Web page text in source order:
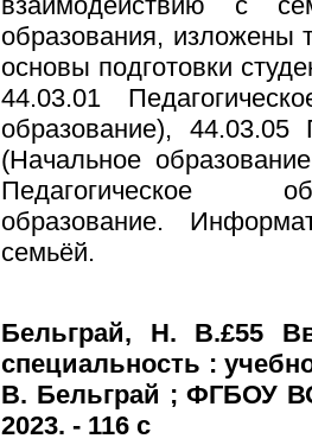
образования, изложены
основы подготовки
44.03.01
образование), 44.03.05
(Начальное
Педагогическое
образование.
семьёй.
Бельграй, Н. В.£55
специальность :
В. Бельграй ; ФГБОУ
2023. - 116 с